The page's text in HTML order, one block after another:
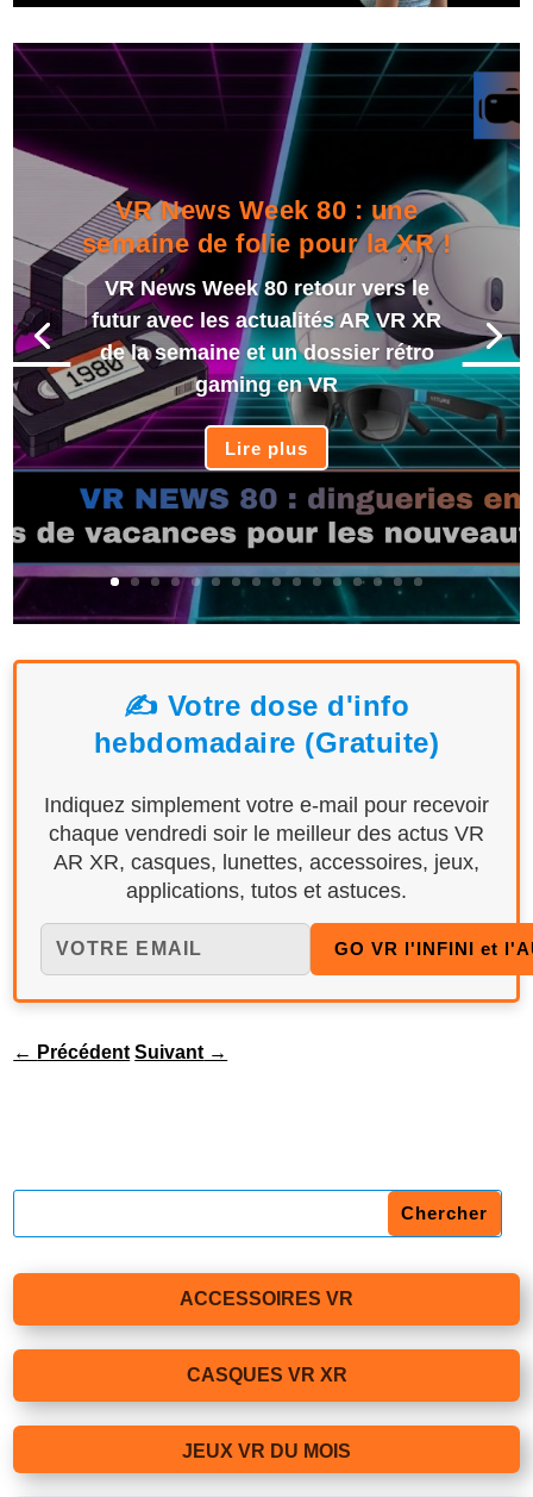
VR News Week 80 : une
semaine de folie pour la XR !
VR News Week 80 retour vers le
futur avec les actualités AR VR XR
de la semaine et un dossier rétro
gaming en VR
Lire plus
✍️ Votre dose d'info
hebdomadaire (Gratuite)
Indiquez simplement votre e-mail pour recevoir
chaque vendredi soir le meilleur des actus VR
AR XR, casques, lunettes, accessoires, jeux,
applications, tutos et astuces.
← Précédent Suivant →
ACCESSOIRES VR
CASQUES VR XR
JEUX VR DU MOIS